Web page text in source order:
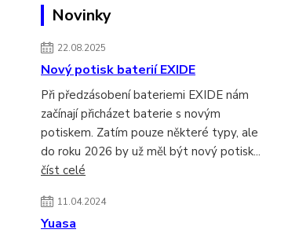
Novinky
22.08.2025
Nový potisk baterií EXIDE
Při předzásobení bateriemi EXIDE nám
začínají přicházet baterie s novým
potiskem. Zatím pouze některé typy, ale
do roku 2026 by už měl být nový potisk...
číst celé
11.04.2024
Yuasa